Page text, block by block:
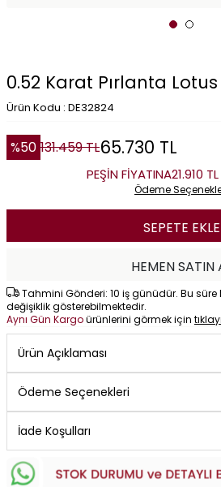
0.52 Karat Pırlanta
Ürün Kodu : DE32824
%50 131.459TL65.730 TL
PEŞİN FİYATINA21.910
Ödeme
SEPETE EKLE
HEMEN SATIN
Tahmini Gönderi: 10 iş günüdür. Bu
değişiklik gösterebilmektedir.
Aynı Gün Kargoürünlerini görmek için
Ürün Açıklaması
Ödeme Seçenekleri
İade Koşulları